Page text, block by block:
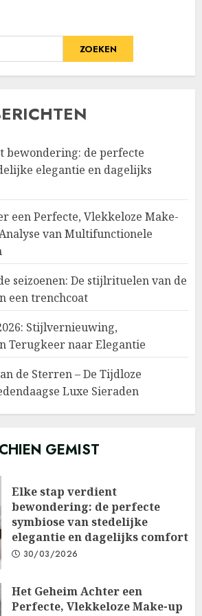
ZOEKEN
bewondering: de perfecte
elegantie en dagelijks
een Perfecte, Vlekkeloze Make-
van Multifunctionele
seizoenen: De stijlrituelen van de
een trenchcoat
Stijlvernieuwing,
Terugkeer naar Elegantie
de Sterren – De Tijdloze
Luxe Sieraden
GEMIST
Elke stap verdient
bewondering: de perfecte
symbiose van stedelijke
elegantie en dagelijks comfort
30/03/2026
Het Geheim Achter een
Perfecte, Vlekkeloze Make-up